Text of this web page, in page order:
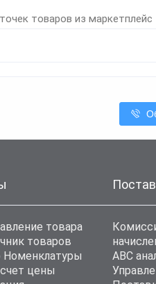
товаров из маркетплейс
товара
товаров
Номенклатуры
цены
ABC